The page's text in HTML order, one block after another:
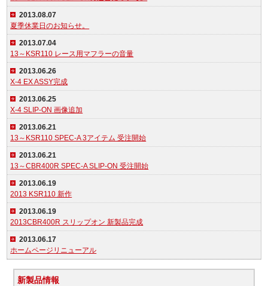
2013.08.07
夏季休業日のお知らせ。
2013.07.04
13～KSR110 レース用マフラーの音量
2013.06.26
X-4 EX ASSY完成
2013.06.25
X-4 SLIP-ON 画像追加
2013.06.21
13～KSR110 SPEC-A 3アイテム 受注開始
2013.06.21
13～CBR400R SPEC-A SLIP-ON 受注開始
2013.06.19
2013 KSR110 新作
2013.06.19
2013CBR400R スリップオン 新製品完成
2013.06.17
ホームページリニューアル
新製品情報